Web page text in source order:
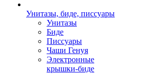
Унитазы, биде, писсуары
Унитазы
Биде
Писсуары
Чаши Генуя
Электронные
крышки-биде